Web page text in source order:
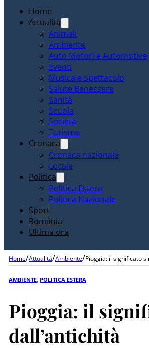
Home
Attualità
Animali
Ambiente
Auto Motori e Automotive
Eventi
Musica e Spettacolo
Salute Benessere
Sanità
Scuola
Società
Turismo
Cronaca
Cronaca nazionale
Locale
Politica
Politica Estera
Politica Nazionale
Sport
România
Ultima ora
Home/Attualità/Ambiente/Pioggia: il significato
AMBIENTE POLITICA ESTERA
Pioggia: il
dall’antichità